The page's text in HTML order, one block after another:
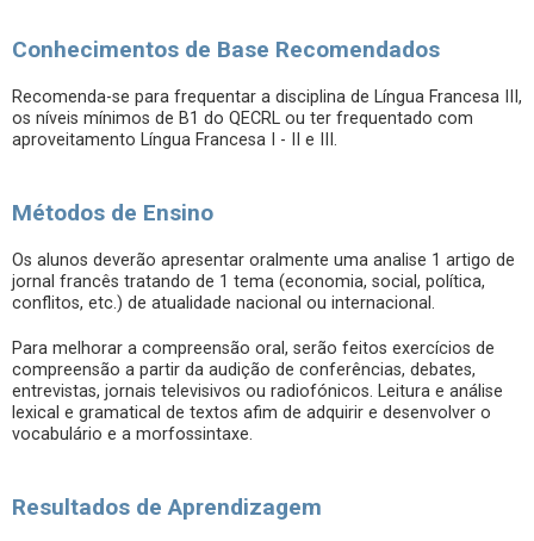
Conhecimentos de Base Recomendados
Recomenda-se para frequentar a disciplina de Língua Francesa III,
os níveis mínimos de B1 do QECRL ou ter frequentado com
aproveitamento Língua Francesa I - II e III.
Métodos de Ensino
Os alunos deverão apresentar oralmente uma analise 1 artigo de
jornal francês tratando de 1 tema (economia, social, política,
conflitos, etc.) de atualidade nacional ou internacional.
Para melhorar a compreensão oral, serão feitos exercícios de
compreensão a partir da audição de conferências, debates,
entrevistas, jornais televisivos ou radiofónicos. Leitura e análise
lexical e gramatical de textos afim de adquirir e desenvolver o
vocabulário e a morfossintaxe.
Resultados de Aprendizagem